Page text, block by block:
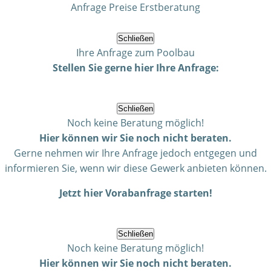
Anfrage Preise Erstberatung
Schließen
Ihre Anfrage zum Poolbau
Stellen Sie gerne hier Ihre Anfrage:
Schließen
Noch keine Beratung möglich!
Hier können wir Sie noch nicht beraten.
Gerne nehmen wir Ihre Anfrage jedoch entgegen und
informieren Sie, wenn wir diese Gewerk anbieten können.
Jetzt hier Vorabanfrage starten!
Schließen
Noch keine Beratung möglich!
Hier können wir Sie noch nicht beraten.